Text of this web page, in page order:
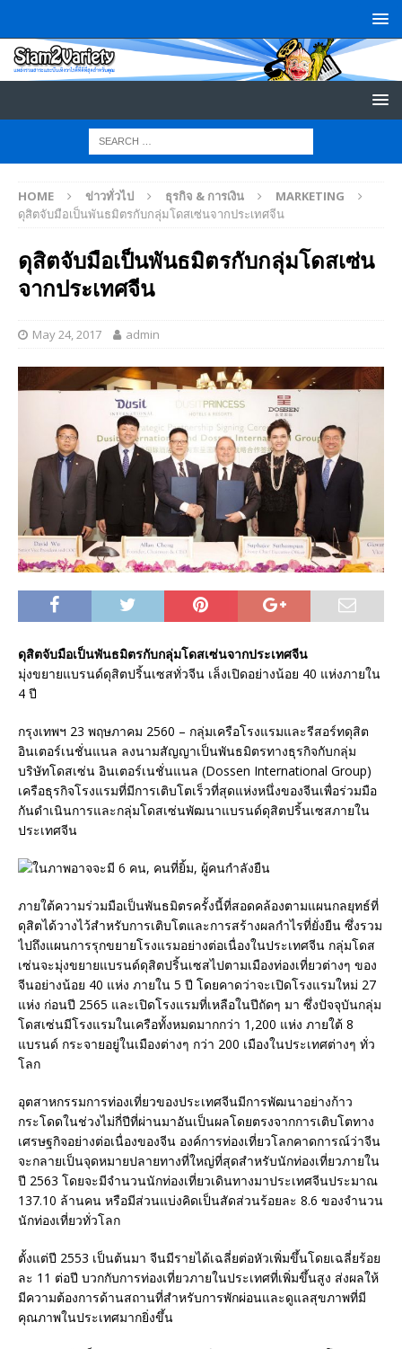
HOME ข่าวทั่วไป ธุรกิจ & การเงิน
MARKETING
ดุสิตจับมือเป็นพันธมิตรกับกลุ่มโดสเซ่นจากประเทศจีน
ดุสิตจับมือเป็นพันธมิตรกับกลุ่มโดสเซ่น
จากประเทศจีน
May 24, 2017 admin
ดุสิตจับมือเป็นพันธมิตรกับกลุ่มโดสเซ่นจากประเทศจีน
มุ่งขยายแบรนด์ดุสิตปริ้นเซสทั่วจีน เล็งเปิดอย่างน้อย 40 แห่งภายใน
4 ปี
กรุงเทพฯ 23 พฤษภาคม 2560 – กลุ่มเครือโรงแรมและรีสอร์ทดุสิต
อินเตอร์เนชั่นแนล ลงนามสัญญาเป็นพันธมิตรทางธุรกิจกับกลุ่ม
บริษัทโดสเซ่น อินเตอร์เนชั่นแนล (Dossen International Group)
เครือธุรกิจโรงแรมที่มีการเติบโตเร็วที่สุดแห่งหนึ่งของจีนเพื่อร่วมมือ
กันดำเนินการและกลุ่มโดสเซ่นพัฒนาแบรนด์ดุสิตปริ้นเซสภายใน
ประเทศจีน
ภายใต้ความร่วมมือเป็นพันธมิตรครั้งนี้ที่สอดคล้องตามแผนกลยุทธ์ที่
ดุสิตได้วางไว้สำหรับการเติบโตและการสร้างผลกำไรที่ยั่งยืน ซึ่งรวม
ไปถึงแผนการรุกขยายโรงแรมอย่างต่อเนื่องในประเทศจีน กลุ่มโดส
เซ่นจะมุ่งขยายแบรนด์ดุสิตปริ้นเซสไปตามเมืองท่องเที่ยวต่างๆ ของ
จีนอย่างน้อย 40 แห่ง ภายใน 5 ปี โดยคาดว่าจะเปิดโรงแรมใหม่ 27
แห่ง ก่อนปี 2565 และเปิดโรงแรมที่เหลือในปีถัดๆ มา ซึ่งปัจจุบันกลุ่ม
โดสเซ่นมีโรงแรมในเครือทั้งหมดมากกว่า 1,200 แห่ง ภายใต้ 8
แบรนด์ กระจายอยู่ในเมืองต่างๆ กว่า 200 เมืองในประเทศต่างๆ ทั่ว
โลก
อุตสาหกรรมการท่องเที่ยวของประเทศจีนมีการพัฒนาอย่างก้าว
กระโดดในช่วงไม่กี่ปีที่ผ่านมาอันเป็นผลโดยตรงจากการเติบโตทาง
เศรษฐกิจอย่างต่อเนื่องของจีน องค์การท่องเที่ยวโลกคาดการณ์ว่าจีน
จะกลายเป็นจุดหมายปลายทางที่ใหญ่ที่สุดสำหรับนักท่องเที่ยวภายใน
ปี 2563 โดยจะมีจำนวนนักท่องเที่ยวเดินทางมาประเทศจีนประมาณ
137.10 ล้านคน หรือมีส่วนแบ่งคิดเป็นสัดส่วนร้อยละ 8.6 ของจำนวน
นักท่องเที่ยวทั่วโลก
ตั้งแต่ปี 2553 เป็นต้นมา จีนมีรายได้เฉลี่ยต่อหัวเพิ่มขึ้นโดยเฉลี่ยร้อย
ละ 11 ต่อปี บวกกับการท่องเที่ยวภายในประเทศที่เพิ่มขึ้นสูง ส่งผลให้
มีความต้องการด้านสถานที่สำหรับการพักผ่อนและดูแลสุขภาพที่มี
คุณภาพในประเทศมากยิ่งขึ้น